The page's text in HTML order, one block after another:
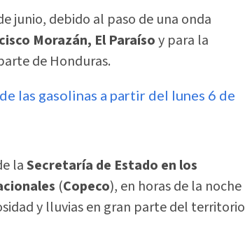
junio, debido al paso de una onda
Morazán, El Paraísoy para la
de Honduras.
las gasolinas a partir del lunes 6 de
laSecretaría de Estado en los
(Copeco), en horas de la noche
y lluvias en gran parte del territorio